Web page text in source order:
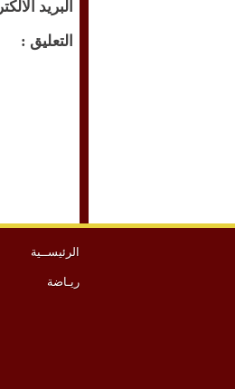
البريد
التعليق :
الرئيســية
ريـاضة